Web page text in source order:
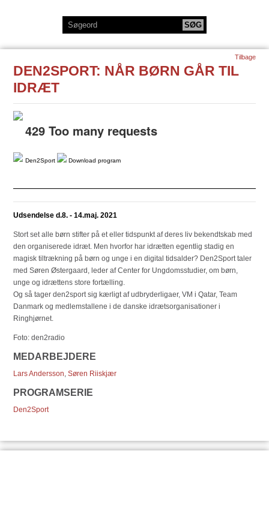
DEN2SPORT: NÅR BØRN GÅR TIL
IDRÆT
Den2Sport Download program
Udsendelse d.8. - 14.maj. 2021
Stort set alle børn stifter på et eller tidspunkt af deres liv bekendtskab med
den organiserede idræt. Men hvorfor har idrætten egentlig stadig en
magisk tiltrækning på børn og unge i en digital tidsalder? Den2Sport taler
med Søren Østergaard, leder af Center for Ungdomsstudier, om børn,
unge og idrættens store fortælling.
Og så tager den2sport sig kærligt af udbryderligaer, VM i Qatar, Team
Danmark og medlemstallene i de danske idrætsorganisationer i
Ringhjørnet.
Foto: den2radio
MEDARBEJDERE
Lars Andersson, Søren Riiskjær
PROGRAMSERIE
Den2Sport
Tilbage